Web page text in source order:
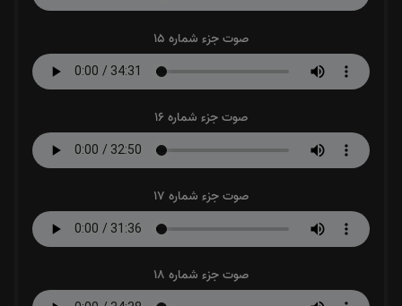
صوت جزء شماره 15
صوت جزء شماره 16
صوت جزء شماره 17
صوت جزء شماره 18